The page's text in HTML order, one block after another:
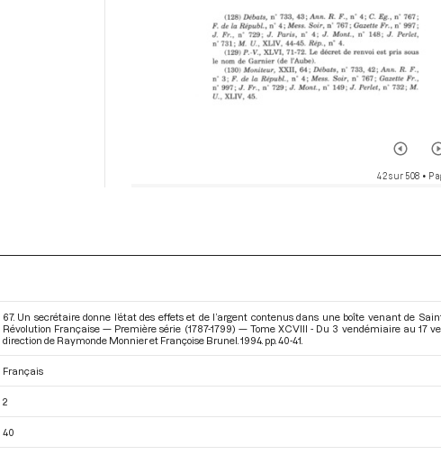
42 sur 508 •
67. Un secrétaire donne l’état des effets et de l’argent contenus dans une boîte venant de
Révolution Française — Première série (1787-1799) — Tome XCVIII - Du 3 vendémiaire au 17
direction de Raymonde Monnier et Françoise Brunel. 1994. pp. 40-41.
Français
2
40